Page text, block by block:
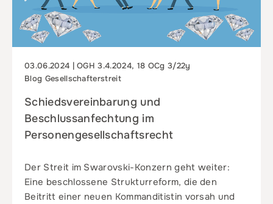
03.06.2024 | OGH 3.4.2024, 18 OCg 3/22y
Blog Gesellschafterstreit
Schiedsvereinbarung und
Beschlussanfechtung im
Personengesellschaftsrecht
Der Streit im Swarovski-Konzern geht weiter:
Eine beschlossene Strukturreform, die den
Beitritt einer neuen Kommanditistin vorsah und